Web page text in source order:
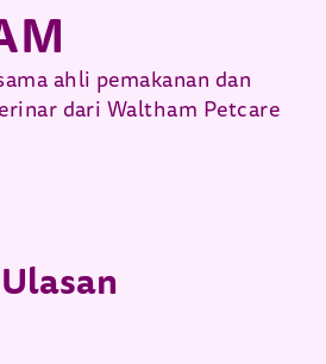
ahli pemakanan dan
dari Waltham Petcare
Ulasan